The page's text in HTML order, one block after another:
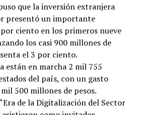
que la inversión extranjera
presentó un importante
ciento en los primeros nueve
los casi 900 millones de
el 3 por ciento.
están en marcha 2 mil 755
del país, con un gasto
500 millones de pesos.
de la Digitalización del Sector